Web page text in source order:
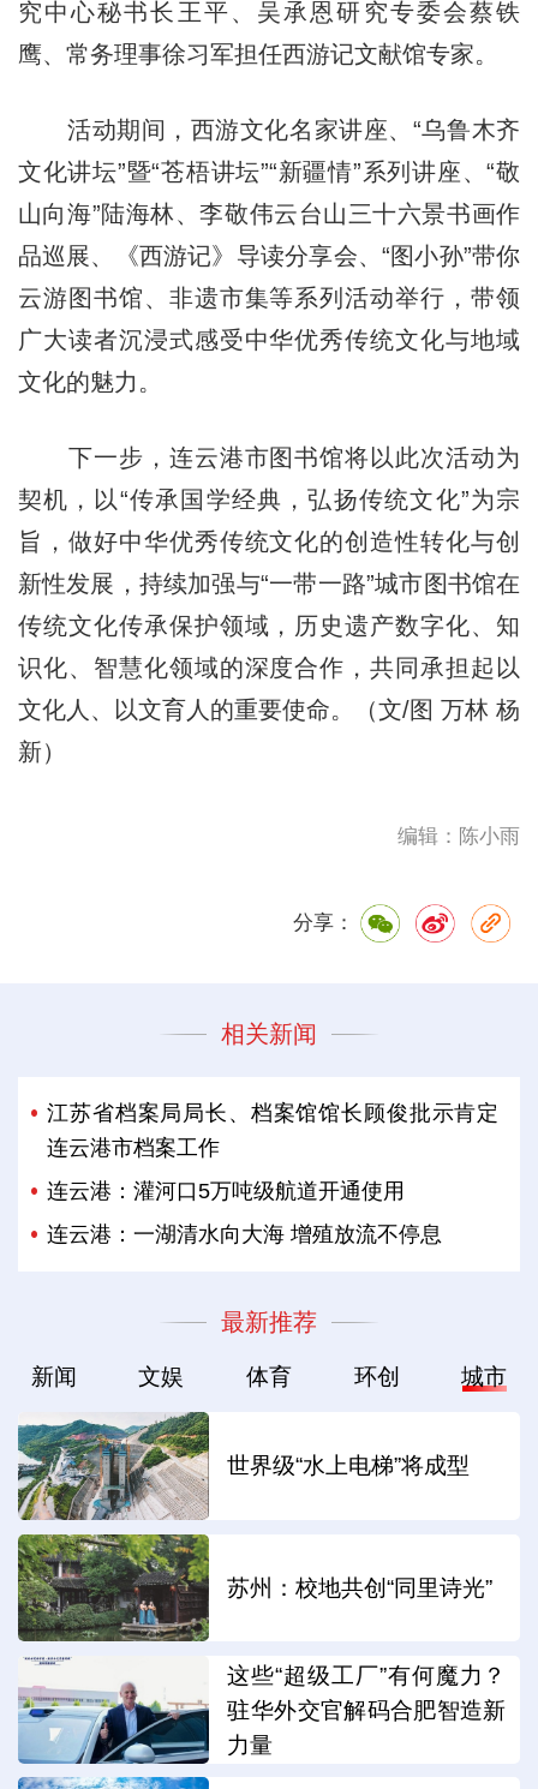
究中心秘书长王平、吴承恩研究专委会蔡铁
鹰、常务理事徐习军担任西游记文献馆专家。
活动期间，西游文化名家讲座、“乌鲁木齐
文化讲坛”暨“苍梧讲坛”“新疆情”系列讲座、“敬
山向海”陆海林、李敬伟云台山三十六景书画作
品巡展、《西游记》导读分享会、“图小孙”带你
云游图书馆、非遗市集等系列活动举行，带领
广大读者沉浸式感受中华优秀传统文化与地域
文化的魅力。
下一步，连云港市图书馆将以此次活动为
契机，以“传承国学经典，弘扬传统文化”为宗
旨，做好中华优秀传统文化的创造性转化与创
新性发展，持续加强与“一带一路”城市图书馆在
传统文化传承保护领域，历史遗产数字化、知
识化、智慧化领域的深度合作，共同承担起以
文化人、以文育人的重要使命。（文/图 万林 杨
新）
编辑：陈小雨
分享：
相关新闻
江苏省档案局局长、档案馆馆长顾俊批示肯定
连云港市档案工作
连云港：灌河口5万吨级航道开通使用
连云港：一湖清水向大海 增殖放流不停息
最新推荐
新闻 文娱 体育 环创 城市
世界级“水上电梯”将成型
苏州：校地共创“同里诗光”
这些“超级工厂”有何魔力？
驻华外交官解码合肥智造新
力量